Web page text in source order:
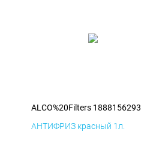
ALCO%20Filters 1888156293
АНТИФРИЗ красный 1л.